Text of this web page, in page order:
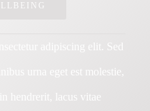
adipiscing elit. Sed
urna eget est molestie,
hendrerit, lacus vitae